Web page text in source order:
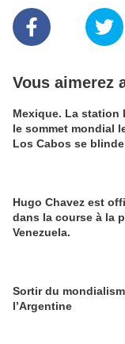
Vous aimerez
Mexique. La station
le sommet mondial
Los Cabos se
Hugo Chavez est
dans la course à la
Venezuela.
Sortir du
l’Argentine